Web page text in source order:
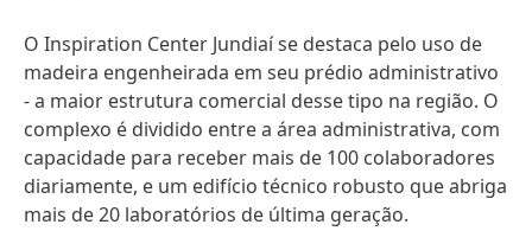
O Inspiration Center Jundiaí se destaca pelo uso de
madeira engenheirada em seu prédio administrativo
- a maior estrutura comercial desse tipo na região. O
complexo é dividido entre a área administrativa, com
capacidade para receber mais de 100 colaboradores
diariamente, e um edifício técnico robusto que abriga
mais de 20 laboratórios de última geração.